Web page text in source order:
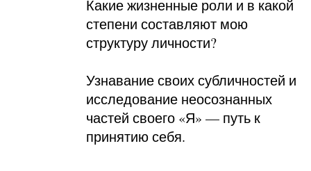
Какие жизненные роли и в какой
степени составляют мою
структуру личности?
Узнавание своих субличностей и
исследование неосознанных
частей своего «Я» — путь к
принятию себя.